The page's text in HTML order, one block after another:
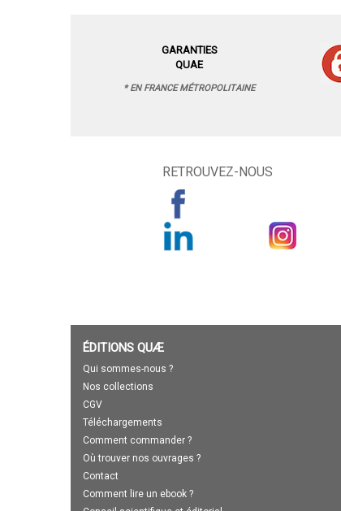
GARANTIES
QUAE
* EN FRANCE MÉTROPOLITAINE
RETROUVEZ-NOUS
ÉDITIONS QUÆ
Qui sommes-nous ?
Nos collections
CGV
Téléchargements
Comment commander ?
Où trouver nos ouvrages ?
Contact
Comment lire un ebook ?